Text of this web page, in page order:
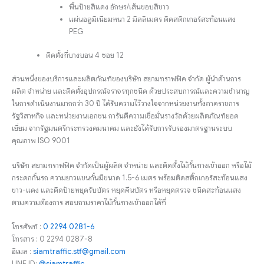
พื้นป้ายสีแดง อักษร/เส้นขอบสีขาว
แผ่นอลูมิเนียมหนา 2 มิลลิเมตร ติดสติกเกอร์สะท้อนแสง
PEG
ติดตั้งที่บางบอน 4 ซอย 12
ส่วนหนึ่งของบริการและผลิตภัณฑ์ของบริษัท สยามทราฟฟิค จำกัด ผู้นำด้านการ
ผลิต จำหน่าย และติดตั้งอุปกรณ์จราจรทุกชนิด ด้วยประสบการณ์และความชำนาญ
ในการดำเนินงานมากกว่า 30 ปี ได้รับความไว้วางใจจากหน่วยงานทั้งภาคราชการ
รัฐวิสาหกิจ และหน่วยงานเอกชน การันตีความเชื่อมั่นรางวัลด้วยผลิตภัณฑ์ยอด
เยี่ยม จากรัฐมนตรีกระทรวงคมนาคม และยังได้รับการรับรองมาตรฐานระบบ
คุณภาพ ISO 9001
บริษัท สยามทราฟฟิค จำกัดเป็นผู้ผลิต จำหน่าย และติดตั้งไม้กั้นทางเข้าออก หรือไม้
กระดกกั้นรถ ความยาวแขนกั้นมีขนาด 1.5-6 เมตร พร้อมติดสติ๊กเกอร์สะท้อนแสง
ขาว-แดง และติดป้ายหยุดรับบัตร หยุดคืนบัตร หรือหยุดตรวจ ชนิดสะท้อนแสง
ตามความต้องการ สอบถามราคาไม้กั้นทางเข้าออกได้ที่
โทรศัพท์ : 0 2294 0281-6
โทรสาร : 0 2294 0287-8
อีเมล : siamtraffic.stf@gmail.com